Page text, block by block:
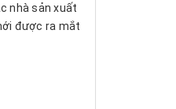
nhà sản xuất
được ra mắt